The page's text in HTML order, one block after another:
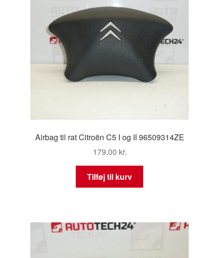
Airbag til rat Citroën C5 I og II 96509314ZE
179,00 kr.
Tilføj til kurv